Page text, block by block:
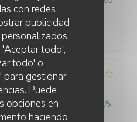
con redes
publicidad
'Aceptar todo',
todo' o
para gestionar
Puede
opciones en
haciendo
art, en toute
meilleur moment.
3
Menú: 4/5 Calidad / Precio /5